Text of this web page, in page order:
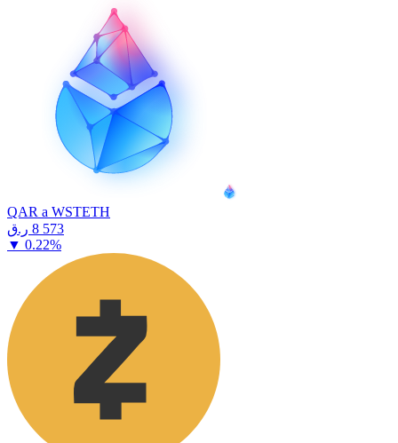
QAR a WSTETH
⁦ر.ق⁩ 8 573
▼ 0.22%